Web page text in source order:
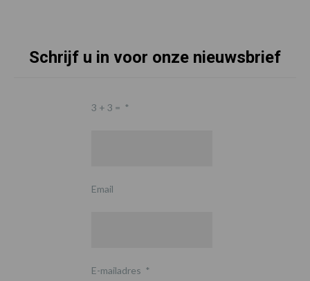
Schrijf u in voor onze nieuwsbrief
3 + 3 = *
Email
E-mailadres *